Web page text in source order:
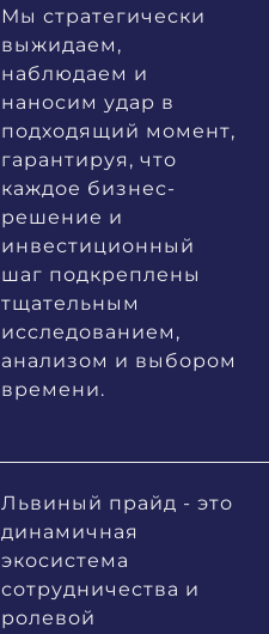
Мы стратегически
выжидаем,
наблюдаем и
наносим удар в
подходящий момент,
гарантируя, что
каждое бизнес-
решение и
инвестиционный
шаг подкреплены
тщательным
исследованием,
анализом и выбором
времени.
Львиный прайд - это
динамичная
экосистема
сотрудничества и
ролевой